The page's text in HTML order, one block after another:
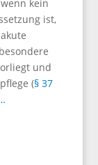
kein
ist,
und
(§ 37